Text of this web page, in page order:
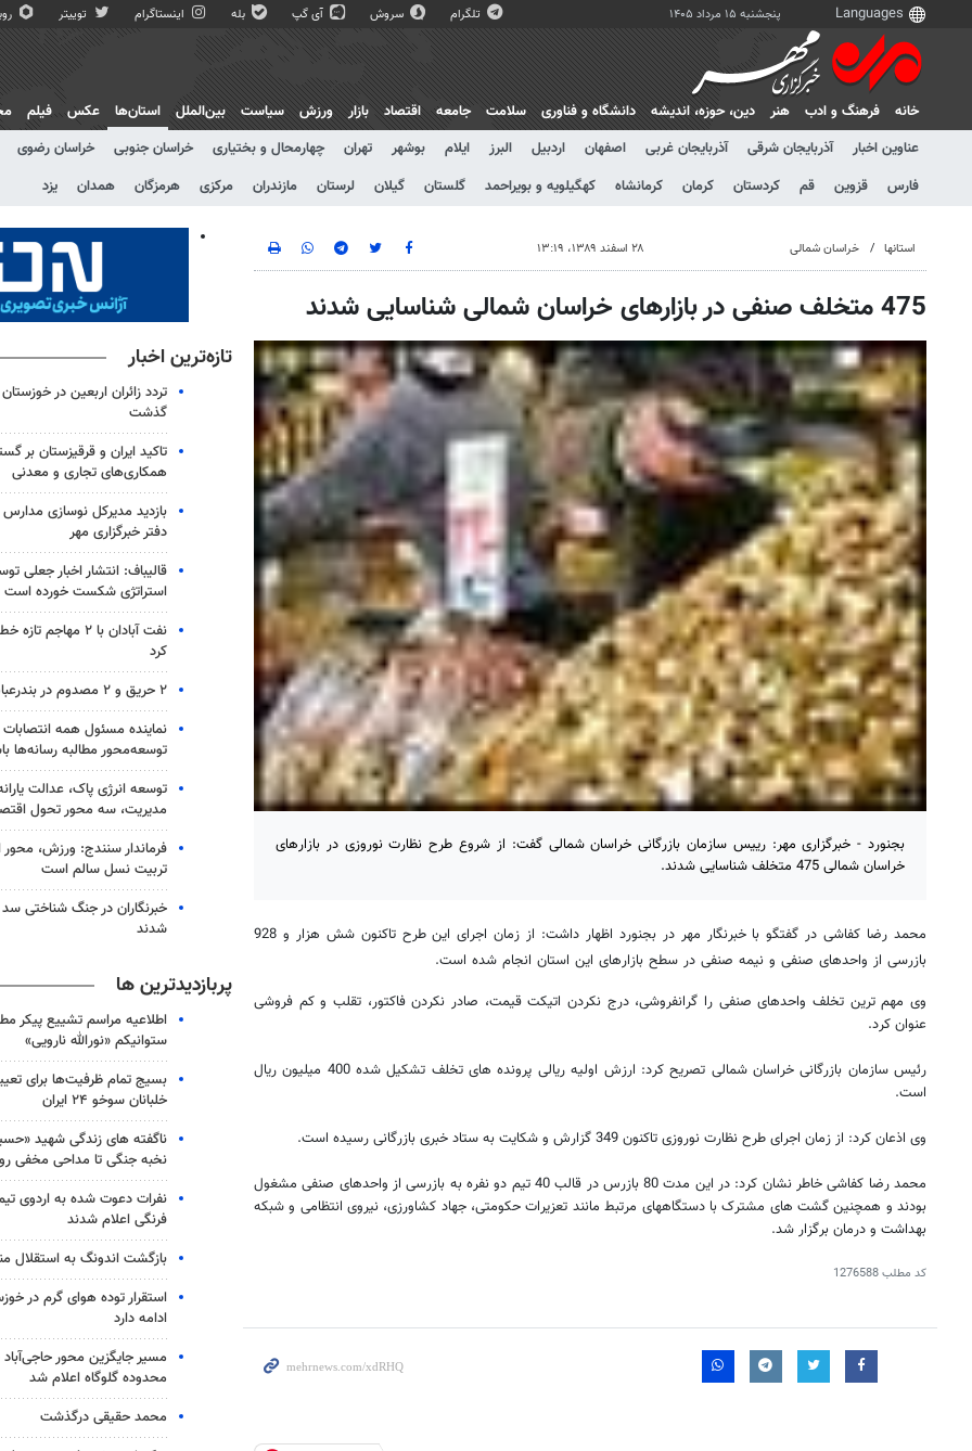
پنجشنبه ۱۵ مرداد ۱۴۰۵ تلگرام سروش آی گپ بله اینستاگرام توییتر
خانه فرهنگ و ادب هنر دين، حوزه، انديشه دانشگاه و فناوری سلامت جامعه اقتصاد بازار ورزش سیاست بین‌الملل
استان‌ها
عناوین اخبار
آذربایجان شرقی آذربایجان غربی اصفهان اردبیل البرز ایلام بوشهر تهران چهارمحال و بختیاری خراسان جنوبی خراسان رضوی
فارس
قزوین قم کردستان کرمان کرمانشاه کهگیلویه و بویراحمد گلستان گیلان لرستان مازندران مرکزی هرمزگان همدان یزد
عکس فیلم
استانها خراسان شمالی ۲۸ اسفند ۱۳۸۹، ۱۳:۱۹
475 متخلف صنفی در بازارهای خراسان شمالی شناسایی شدند
بجنورد - خبرگزاری مهر: رییس سازمان بازرگانی خراسان شمالی گفت: از شروع طرح نظارت نوروزی در بازارهای
خراسان شمالی 475 متخلف شناسایی شدند.
محمد رضا کفاشی در گفتگو با خبرنگار مهر در بجنورد اظهار داشت: از زمان اجرای این طرح تاکنون شش هزار و 928
بازرسی از واحدهای صنفی و نیمه صنفی در سطح بازارهای این استان انجام شده است.
وی مهم ترین تخلف واحدهای صنفی را گرانفروشی، درج نکردن اتیکت قیمت، صادر نکردن فاکتور، تقلب و کم فروشی
عنوان کرد.
رئیس سازمان بازرگانی خراسان شمالی تصریح کرد: ارزش اولیه ریالی پرونده های تخلف تشکیل شده 400 میلیون ریال
است.
وی اذعان کرد: از زمان اجرای طرح نظارت نوروزی تاکنون 349 گزارش و شکایت به ستاد خبری بازرگانی رسیده است.
محمد رضا کفاشی خاطر نشان کرد: در این مدت 80 بازرس در قالب 40 تیم دو نفره به بازرسی از واحدهای صنفی مشغول
بودند و همچنین گشت های مشترک با دستگاههای مرتبط مانند تعزیرات حکومتی، جهاد کشاورزی، نیروی انتظامی و شبکه
بهداشت و درمان برگزار شد.
کد مطلب1276588
تازه‌ترین اخبار
گذشت
تاکید ایران و قرقیزستان بر
همکاری‌های تجاری و معدنی
بازدید مدیرکل نوسازی مدارس
دفتر خبرگزاری مهر
قالیباف: انتشار اخبار جعلی
استراتژی شکست خورده است
نفت آبادان با ۲
کرد
۲ حریق و ۲ مصدوم در بندرعباس
نماینده مسئول همه
توسعه‌محور مطالبه رسانه‌ها
توسعه انرژی پاک، عدالت
مدیریت، سه محور تحول
فرماندار سنندج: ورزش،
تربیت نسل سالم است
خبرنگاران در جنگ شناختی
شدند
پربازدیدترین ها
اطلاعیه مراسم تشییع پیکر
ستوانیکم «نورالله نارویی»
بسیج تمام ظرفیت‌ها برای
خلبانان سوخو ۲۴ ایران
ناگفته های زندگی شهید
نخبه جنگی تا مداحی مخفی
نفرات دعوت شده به اردوی
فرنگی اعلام شدند
بازگشت اندونگ به استقلال
استقرار توده هوای گرم در
ادامه دارد
مسیر جایگزین محور
محدوده گلوگاه اعلام شد
محمد حقیقی درگذشت